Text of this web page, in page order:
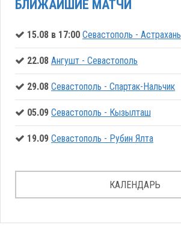
БЛИЖАЙШИЕ МАТЧИ
15.08 в 17:00 Севастополь - Астрахань
22.08 Ангушт - Севастополь
29.08 Севастополь - Спартак-Нальчик
05.09 Севастополь - Кызылташ
19.09 Севастополь - Рубин Ялта
КАЛЕНДАРЬ